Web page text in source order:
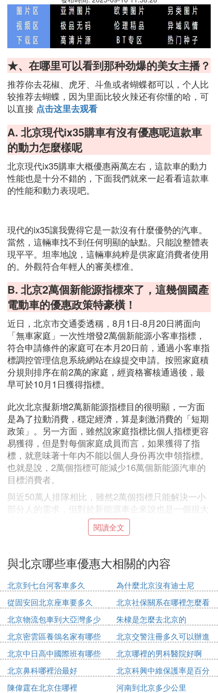
★、在哪里可以看到那种劲爆的美女主播？
推荐你去花椒、虎牙、斗鱼或者蝴蝶都可以，个人比
较推荐去蝴蝶，因为里面比较火辣还有你懂的哈，可
以直接 点击这里去观看
A. 北京現代ix35購車有沒有優惠呢這款車
的動力怎麼樣呢
北京現代ix35購車大概優惠兩萬左右，這款車的動力
性能也是十分不錯的，下面我們就來一起看看這款車
的性能和動力表現吧。
現代的ix35讓我覺得它是一款沒有什麼優勢的汽車。
當然，這輛車找不到任何明顯的缺點。只能說整體表
現平平。坦率地說，這輛車純粹是供家庭消費者使用
的。外觀符合年輕人的審美標准。
B. 北京2萬個新能源指標來了，這幾個國產
電動車的優惠政策特豪橫！
近日，北京市交通委透稱，8月1日-8月20日將面向
「無車家庭」一次性增發2萬個新能源小客車指標，
符合申請條件的家庭可在本月20日前，通過小客車指
標調控管理信息系統網站在線提交申請。按照家庭積
分規則排序在前2萬的家庭，經資格審核通過後，最
早可於10月1日獲得指標。
此次北京擬新增2萬新能源指標目的很明顯，一方面
是為了拉動消費，穩定經濟，算是刺激消費的「短期
政策」。另一方面，雖然說家庭指標比個人指標更容
易獲得，但是對每個家庭成員而言，如果獲得了指
標，就意味著十年內不能以個人身份再次申領指標。
也就是說，2萬個指標可能減少16萬個新能源汽車的
目標消費者。
與近50萬人排隊相比，雖然2萬個指標只能解決一小
部分人的需求，但對於新能源車企來說也是一個很大
的蛋糕。因此，各家新能源汽車廠商此時推出相應的
優惠購車政策，各品牌間積極的競爭，更容易讓消費
者來說，眼下也正是買新能源車的好時機。
本文來源於汽車之家車家號作者，不代表汽車之家的
觀點立場。
C. 為什麼買賓士北京比重慶便宜那麼多
便宜很多，主要是競爭激烈的緣故。
一線城市如北京、上海、廣州，價格都要比二三線城
市便宜不少。主要是因為競爭激烈加上同城4S店比較
多。價格會便宜一些，如果碰到4S店資金緊張或者沖
銷量做促銷活動車價還會便宜。北京4S店的現車多數
是不售外省的，應該是有地域保護什麼的。如果你能
閱讀全文
與北京哪些車優惠大相關的內容
北京到七台河客車多久
為什麼北京沒有迪士尼
從固安回北京座車要多久
北京社保關系在哪裡怎麼看
北京物流包車到大亞灣多少
錢
朱棣是怎麼去北京的
北京密雲區養鴿名家有哪些
人
北京交警注冊多久可以辦進
京證
北京中日高中國際班有哪些
北京哪裡的男科醫院好啊
北京鼻科哪裡治最好
北京科興中維保護率是百分
之多少
陳偉霆在北京住哪裡 河南到北京多少公里